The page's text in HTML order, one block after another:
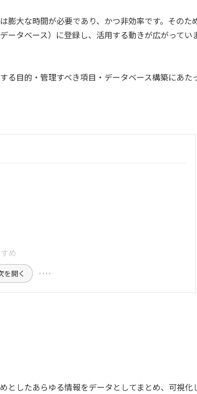
膨大な時間が必要であり、かつ非効率です。そのた
ータベース）に登録し、活用する動きが広がってい
る目的・管理すべき項目・データベース構築にあた
め
を開く
としたあらゆる情報をデータとしてまとめ、可視化